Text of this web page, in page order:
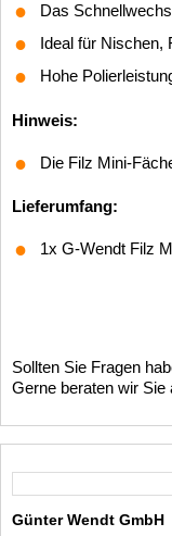
Das
Ideal für Nischen,
Hohe
Hinweis:
Die Filz Mini-
Lieferumfang:
1x G-Wendt Filz
Sollten Sie Fragen
Gerne beraten wir
Günter Wendt GmbH